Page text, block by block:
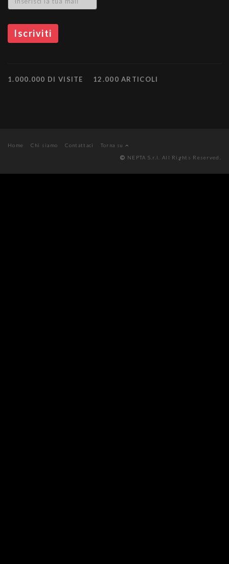
1.000.000 DI VISITE 12.000 ARTICOLI
Home Chi siamo Contattaci
Torna su
NEPTA S.r.l. All Rights Reserved.